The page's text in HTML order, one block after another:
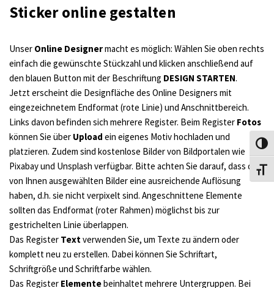
Sticker online gestalten
Unser Online Designermacht es möglich: Wählen Sie oben rechts
einfach die gewünschte Stückzahl und klicken anschließend auf
den blauen Button mit der Beschriftung DESIGN STARTEN.
Jetzt erscheint die Designfläche des Online Designers mit
eingezeichnetem Endformat (rote Linie) und Anschnittbereich.
Links davon befinden sich mehrere Register. Beim Register Fotos
können Sie über Upload ein eigenes Motiv hochladen und
platzieren. Zudem sind kostenlose Bilder von Bildportalen wie
Pixabay und Unsplash verfügbar. Bitte achten Sie darauf, dass die
von Ihnen ausgewählten Bilder eine ausreichende Auflösung
haben, d.h. sie nicht verpixelt sind. Angeschnittene Elemente
sollten das Endformat (roter Rahmen) möglichst bis zur
gestrichelten Linie überlappen.
Das Register Textverwenden Sie, um Texte zu ändern oder
komplett neu zu erstellen. Dabei können Sie Schriftart,
Schriftgröße und Schriftfarbe wählen.
Das Register Elementebeinhaltet mehrere Untergruppen. Bei